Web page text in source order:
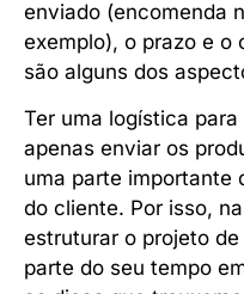
enviado (encomenda
exemplo), o prazo e o
são alguns dos
Ter uma logística
apenas enviar os
uma parte importante
do cliente. Por isso,
estruturar o projeto
parte do seu tempo